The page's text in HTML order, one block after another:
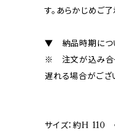
す。あらかじめご了
▼ 納品時期につ
※ 注文が込み合
遅れる場合がござ
サイズ：約H